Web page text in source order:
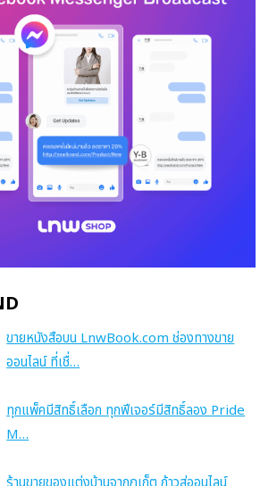
ขายหนังสือบน LnwBook.com ช่องทางขาย
ออนไลน์ ที่เชื่…
ทุกแพ็คมีสิทธิ์เลือก ทุกฟีเจอร์มีสิทธิ์ลอง Pride
M…